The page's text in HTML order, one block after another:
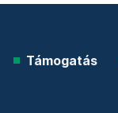
Támogatás